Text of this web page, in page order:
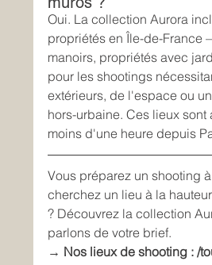
Oui. La collection Aurora
propriétés en Île-de-France
manoirs, propriétés avec
pour les shootings
extérieurs, de l'espace ou
hors-urbaine. Ces lieux
moins d'une heure depuis
Vous préparez un shooting
cherchez un lieu à la
? Découvrez la collection
parlons de votre brief.
→ Nos lieux de shooting : /